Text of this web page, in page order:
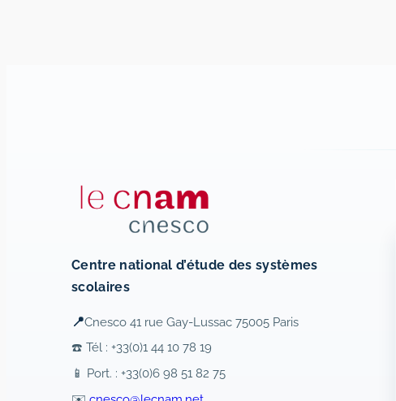
Centre national d’étude des systèmes
scolaires
📍Cnesco 41 rue Gay-Lussac 75005 Paris
☎️ Tél : +33(0)1 44 10 78 19
📱 Port. : +33(0)6 98 51 82 75